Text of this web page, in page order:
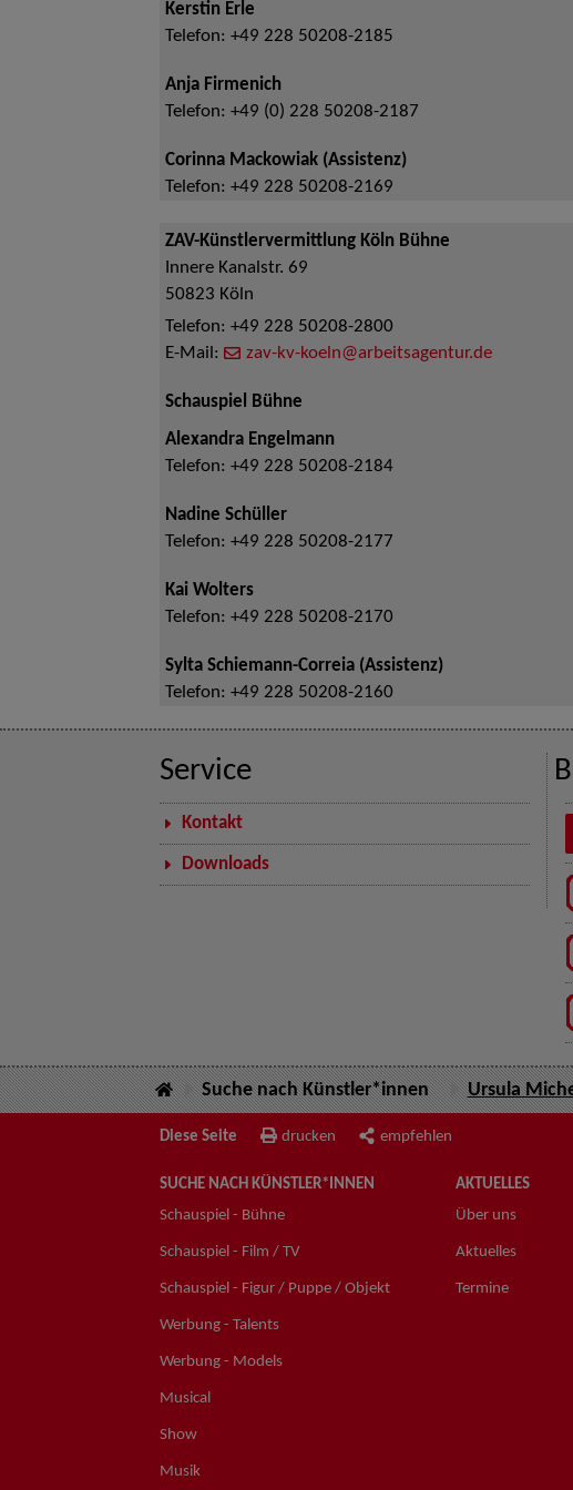
Kerstin Erle
Telefon: +49 228 50208-2185
Anja Firmenich
Telefon: +49 (0) 228 50208-2187
Corinna Mackowiak (Assistenz)
Telefon: +49 228 50208-2169
ZAV-Künstlervermittlung Köln Bühne
Innere Kanalstr. 69
50823 Köln
Telefon: +49 228 50208-2800
E-Mail:
zav-kv-koeln@arbeitsagentur.de
Schauspiel Bühne
Alexandra Engelmann
Telefon: +49 228 50208-2184
Nadine Schüller
Telefon: +49 228 50208-2177
Kai Wolters
Telefon: +49 228 50208-2170
Sylta Schiemann-Correia (Assistenz)
Telefon: +49 228 50208-2160
Service
Kontakt
Downloads
Suche nach Künstler*innen Ursula
Diese Seite drucken empfehlen
SUCHE NACH KÜNSTLER*INNEN
Schauspiel - Bühne
Schauspiel - Film / TV
Schauspiel - Figur / Puppe / Objekt
Werbung - Talents
Werbung - Models
Musical
Show
Musik
AKTUELLES
Über uns
Aktuelles
Termine